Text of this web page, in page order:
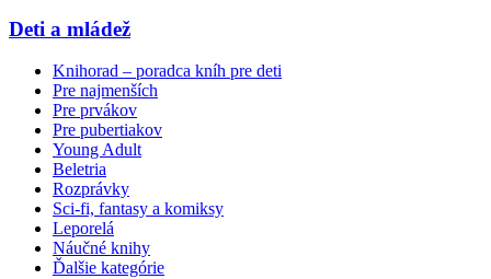
Deti a mládež
Knihorad – poradca kníh pre deti
Pre najmenších
Pre prvákov
Pre pubertiakov
Young Adult
Beletria
Rozprávky
Sci-fi, fantasy a komiksy
Leporelá
Náučné knihy
Ďalšie kategórie